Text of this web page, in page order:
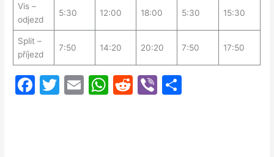
Vis –
odjezd
5:30 12:00 18:00 5:30 15:30
Split –
příjezd
7:50 14:20 20:20 7:50 17:50
F
T
E
W R
Vi